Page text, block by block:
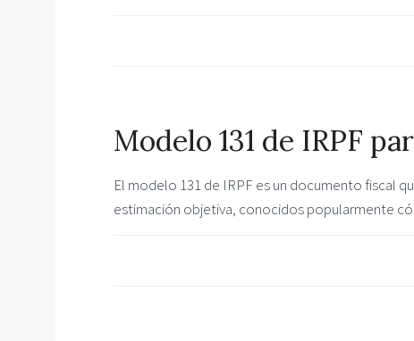
Modelo 131 de IRPF
El modelo 131 de IRPF es un documento fiscal
estimación objetiva, conocidos popularmente